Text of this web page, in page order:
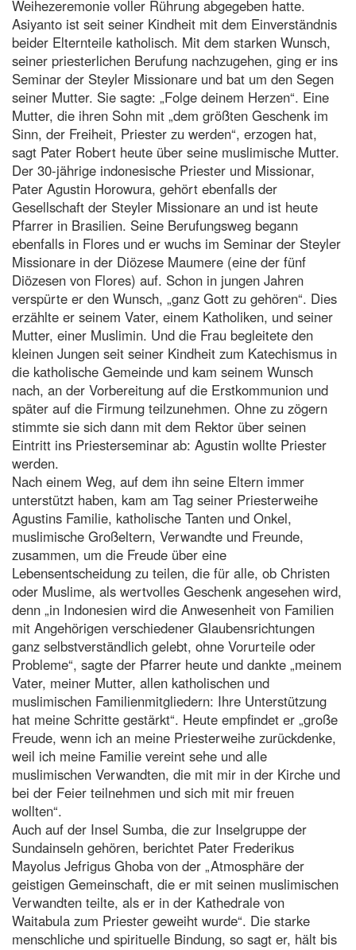
Weihezeremonie voller Rührung abgegeben hatte.
Asiyanto ist seit seiner Kindheit mit dem Einverständnis
beider Elternteile katholisch. Mit dem starken Wunsch,
seiner priesterlichen Berufung nachzugehen, ging er ins
Seminar der Steyler Missionare und bat um den Segen
seiner Mutter. Sie sagte: „Folge deinem Herzen“. Eine
Mutter, die ihren Sohn mit „dem größten Geschenk im
Sinn, der Freiheit, Priester zu werden“, erzogen hat,
sagt Pater Robert heute über seine muslimische Mutter.
Der 30-jährige indonesische Priester und Missionar,
Pater Agustin Horowura, gehört ebenfalls der
Gesellschaft der Steyler Missionare an und ist heute
Pfarrer in Brasilien. Seine Berufungsweg begann
ebenfalls in Flores und er wuchs im Seminar der Steyler
Missionare in der Diözese Maumere (eine der fünf
Diözesen von Flores) auf. Schon in jungen Jahren
verspürte er den Wunsch, „ganz Gott zu gehören“. Dies
erzählte er seinem Vater, einem Katholiken, und seiner
Mutter, einer Muslimin. Und die Frau begleitete den
kleinen Jungen seit seiner Kindheit zum Katechismus in
die katholische Gemeinde und kam seinem Wunsch
nach, an der Vorbereitung auf die Erstkommunion und
später auf die Firmung teilzunehmen. Ohne zu zögern
stimmte sie sich dann mit dem Rektor über seinen
Eintritt ins Priesterseminar ab: Agustin wollte Priester
werden.
Nach einem Weg, auf dem ihn seine Eltern immer
unterstützt haben, kam am Tag seiner Priesterweihe
Agustins Familie, katholische Tanten und Onkel,
muslimische Großeltern, Verwandte und Freunde,
zusammen, um die Freude über eine
Lebensentscheidung zu teilen, die für alle, ob Christen
oder Muslime, als wertvolles Geschenk angesehen wird,
denn „in Indonesien wird die Anwesenheit von Familien
mit Angehörigen verschiedener Glaubensrichtungen
ganz selbstverständlich gelebt, ohne Vorurteile oder
Probleme“, sagte der Pfarrer heute und dankte „meinem
Vater, meiner Mutter, allen katholischen und
muslimischen Familienmitgliedern: Ihre Unterstützung
hat meine Schritte gestärkt“. Heute empfindet er „große
Freude, wenn ich an meine Priesterweihe zurückdenke,
weil ich meine Familie vereint sehe und alle
muslimischen Verwandten, die mit mir in der Kirche und
bei der Feier teilnehmen und sich mit mir freuen
wollten“.
Auch auf der Insel Sumba, die zur Inselgruppe der
Sundainseln gehören, berichtet Pater Frederikus
Mayolus Jefrigus Ghoba von der „Atmosphäre der
geistigen Gemeinschaft, die er mit seinen muslimischen
Verwandten teilte, als er in der Kathedrale von
Waitabula zum Priester geweiht wurde“. Die starke
menschliche und spirituelle Bindung, so sagt er, hält bis